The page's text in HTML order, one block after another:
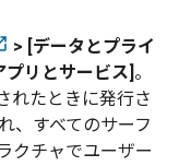
> [データとプライ
リとサービス] 。
れたときに発行さ
、すべてのサーフ
クチャでユーザー